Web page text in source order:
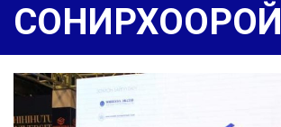
СОНИРХООРОЙ